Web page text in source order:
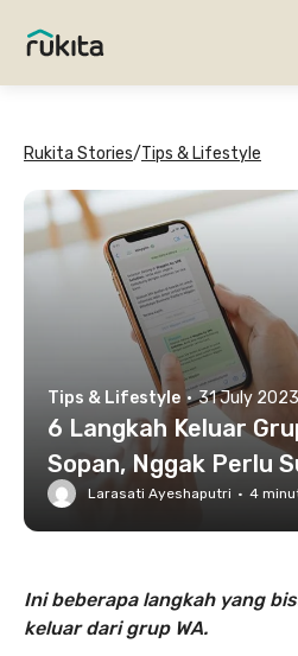
Rukita Stories/Tips & Lifestyle
Tips & Lifestyle · 31 July 2023
6 Langkah Keluar
Sopan, Nggak Perlu
Larasati Ayeshaputri · 4
Ini beberapa langkah yang
keluar dari grup WA.